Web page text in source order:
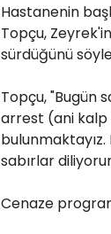
Hastanenin
Topçu,
sürdüğünü
Topçu, "Bugün
arrest (ani kalp
sabırlar
Cenaze